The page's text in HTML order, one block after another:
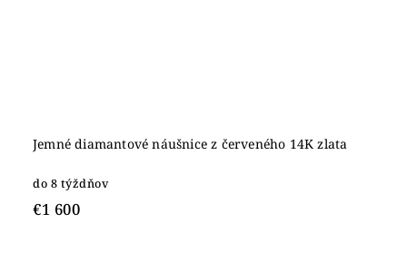
Jemné diamantové náušnice z červeného 14K zlata
do 8 týždňov
€1 600